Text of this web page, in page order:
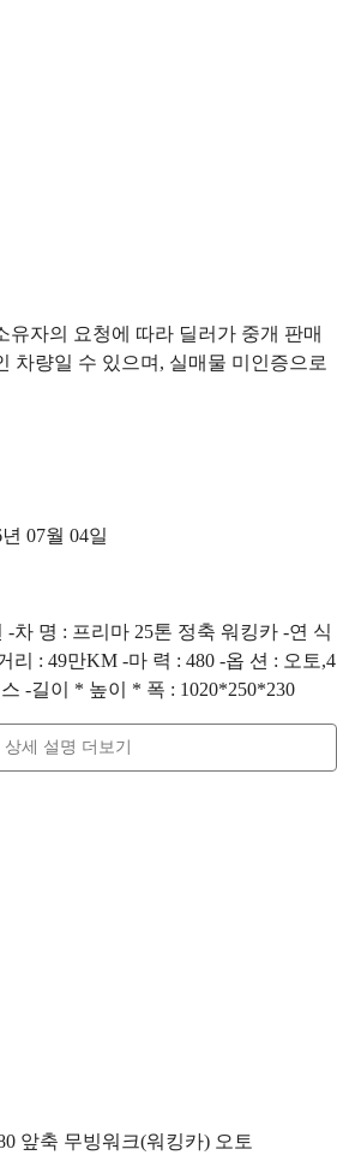
유자의 요청에 따라 딜러가 중개 판매
차량일 수 있으며, 실매물 미인증으로
07월 04일
-차 명 : 프리마 25톤 정축 워킹카 -연 식
리 : 49만KM -마 력 : 480 -옵 션 : 오토,4
-길이 * 높이 * 폭 : 1020*250*230
상세 설명 더보기
앞축 무빙워크(워킹카) 오토